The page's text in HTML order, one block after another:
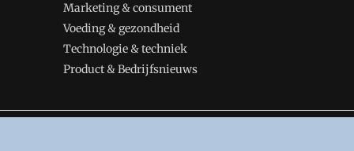
Marketing & consument
Voeding & gezondheid
Technologie & techniek
Product & Bedrijfsnieuws